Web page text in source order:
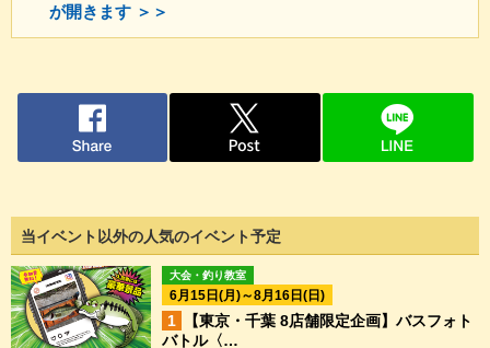
が開きます ＞＞
当イベント以外の人気のイベント予定
大会・釣り教室
6月15日(月)～8月16日(日)
【東京・千葉 8店舗限定企画】バスフォト
バトル〈…